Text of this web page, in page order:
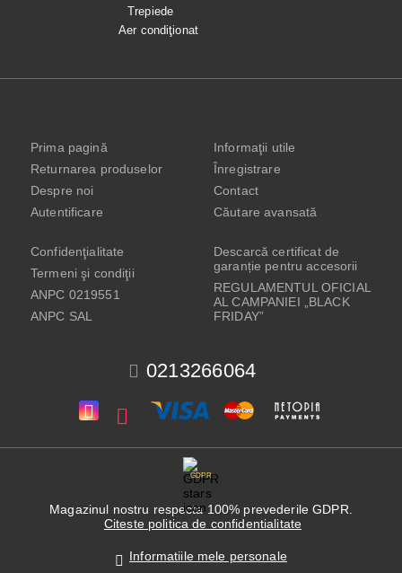
Trepiede
Aer condiţionat
0213266064
Prima pagină
Returnarea produselor
Despre noi
Autentificare
Informaţii utile
Înregistrare
Contact
Căutare avansată
Confidenţialitate
Termeni şi condiţii
ANPC 0219551
ANPC SAL
Descarcă certificat de
garanție pentru accesorii
REGULAMENTUL OFICIAL
AL CAMPANIEI „BLACK
FRIDAY”
GDPR
Magazinul nostru respecta 100% prevederile GDPR.
Citeste politica de confidentialitate
Informatiile mele personale